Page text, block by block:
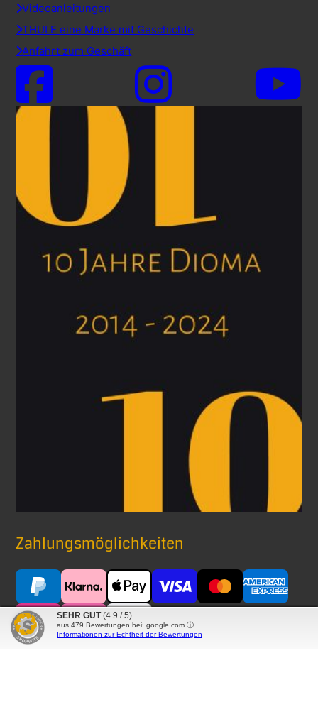
Videoanleitungen
THULE eine Marke mit Geschichte
Anfahrt zum Geschäft
Zahlungsmöglichkeiten
Versand mit
SEHR GUT (4.9 / 5)
aus 479 Bewertungen bei: google.com ⓘ
Informationen zur Echtheit der Bewertungen